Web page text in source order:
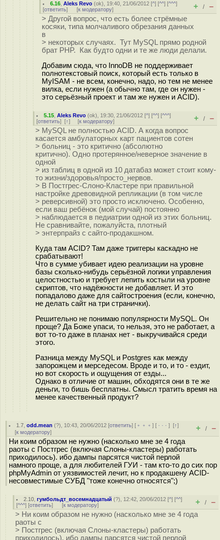
6.16 ,Aleks Revo (ok), 19:40, 21/06/2012 [^] [^^] [^^^]
[ответить] [к модератору] + / –
> Другой вопрос, что есть более стрёмные
косяки, типа молчаливого обрезания данных
в
> некоторых случаях. Тут MySQL прямо родной
брат PHP. Как будто одни и те же люди делали.
Добавим сюда, что InnoDB не поддерживает
полнотекстовый поиск, который есть только в
MyISAM - не всем, конечно, надо, но тем не менее
вилка, если нужен (а обычно там, где он нужен -
это серьёзный проект и там же нужен и ACID).
5.15 ,Aleks Revo (ok), 19:30, 21/06/2012 [^] [^^] [^^^]
[ответить] [↑] [к модератору] + / –
> MySQL не полностью ACID. А когда вопрос
касается амбулаторных карт пациентов сотен
> больниц - это критично (абсолютно
критично). Одно протерянное/неверное значение в
одной
> из таблиц в одной из 10 датабаз может стоит кому-
то жизни/здоровья/просто_нервов.
> В Постгрес-Слоно-Кластере при правильной
настройке древовидной репликации (в том числе
> реверсивной) это просто исключено. Особенно,
если ваш ребёнок (мой случай) постоянно
> наблюдается в педиатрии одной из этих больниц.
Не сравнивайте, пожалуйста, плотный
> энтерпрайз с сайто-продакшном.
Куда там ACID? Там даже триггеры каскадно не
срабатывают!
Что в сумме убивает идею реализации на уровне
базы сколько-нибудь серьёзной логики управления
целостностью и требует лепить костыли на уровне
скриптов, что надёжности не добавляет. И это
попадалово даже для сайтостроения (если, конечно,
не делать сайт на три странички).
Решительно не понимаю популярности MySQL. Он
проще? Да Боже упаси, то нельзя, это не работает, а
вот то-то даже в планах нет - выкручивайся среди
этого.
Разница между MySQL и Postgres как между
запорожцем и мерседесом. Вроде и то, и то - ездит,
но вот скорость и ощущения от езды...
Однако в отличие от машин, обходятся они в те же
деньги, то бишь бесплатны. Смысл тратить время на
менее качественный продукт?
1.7 ,odd.mean (?), 10:43, 20/06/2012 [ответить] [ ﹢﹢﹢] [ · · ·][↑]
[к модератору] + / –
Ни коим образом не нужно (насколько мне зе 4 года
раоты с Постгрес (включая Слоны-кластеры) работать
приходилось). ибо дампы парсятся чистой перлой
намного проще, а для любителей ГУИ - там кто-то до сих пор
phpMyAdmin от уязвимостей лечит, но к продакшену ACID-
несовместимые СУБД "тоже конечно относятся";)
2.10 ,гумбольдт_восемнадцатый (?), 12:42, 20/06/2012 [^] [^^]
[^^^] [ответить] [к модератору] + / –
> Ни коим образом не нужно (насколько мне зе 4 года
раоты с
> Постгрес (включая Слоны-кластеры) работать
приходилось). ибо дампы парсятся чистой перлой